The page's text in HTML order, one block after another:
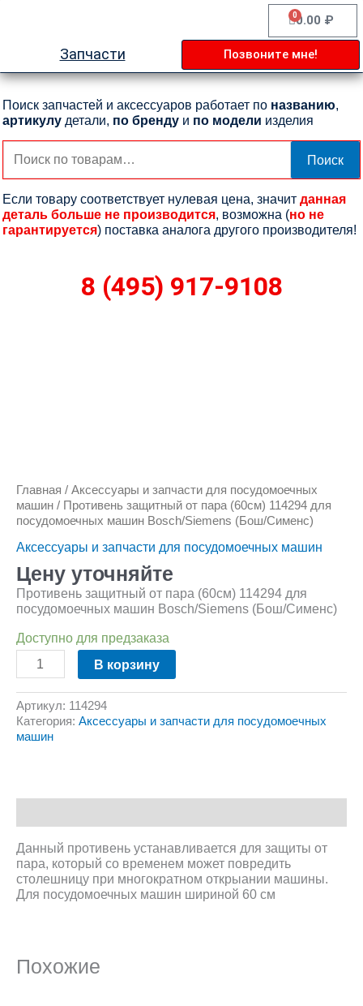
0.00 ₽
0
Cart
Запчасти Позвоните мне!
Поиск запчастей и аксессуаров работает по названию,
артикулу детали, по бренду и по модели изделия
Искать:
Поиск
Если товару соответствует нулевая цена, значит данная
деталь больше не производится, возможна (но не
гарантируется) поставка аналога другого производителя!
8 (495) 917-9108
Главная / Аксессуары и запчасти для посудомоечных
машин / Противень защитный от пара (60см) 114294 для
посудомоечных машин Bosch/Siemens (Бош/Сименс)
Аксессуары и запчасти для посудомоечных машин
Цену уточняйте
Противень защитный от пара (60см) 114294 для
посудомоечных машин Bosch/Siemens (Бош/Сименс)
Доступно для предзаказа
пара
(60см)
114294
для
посудомоечных
машин
Bosch/Siemens
(Бош/
Сименс)
В корзину
Артикул: 114294
Категория: Аксессуары и запчасти для посудомоечных
машин
Данный противень устанавливается для защиты от
пара, который со временем может повредить
столешницу при многократном открыании машины.
Для посудомоечных машин шириной 60 см
Похожие